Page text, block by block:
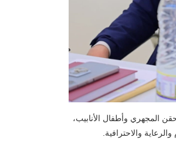
المجهري وأطفال الأنابيب،
والاحترافية.